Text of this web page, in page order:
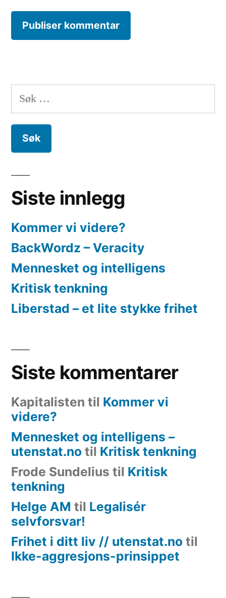
Søk
etter:
Siste innlegg
Kommer vi videre?
BackWordz – Veracity
Mennesket og intelligens
Kritisk tenkning
Liberstad – et lite stykke frihet
Siste kommentarer
Kapitalisten til Kommer vi
videre?
Mennesket og intelligens –
utenstat.no til Kritisk tenkning
Frode Sundelius til Kritisk
tenkning
Helge AM til Legalisér
selvforsvar!
Frihet i ditt liv // utenstat.no til
Ikke-aggresjons-prinsippet